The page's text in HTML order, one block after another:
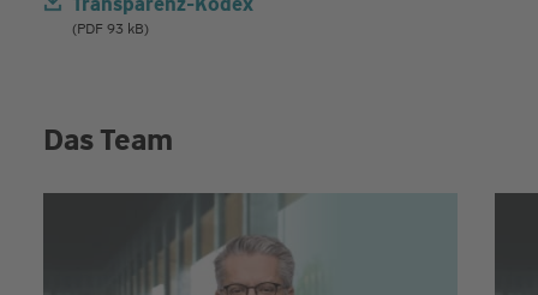
(PDF 93 kB)
Das Team